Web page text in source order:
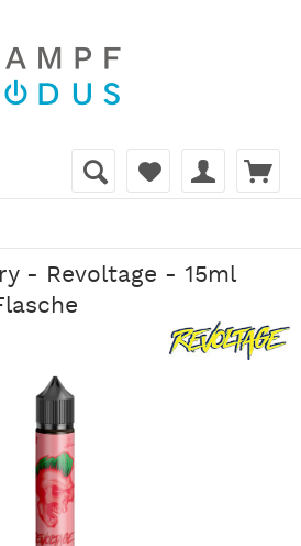
- Revoltage - 15ml